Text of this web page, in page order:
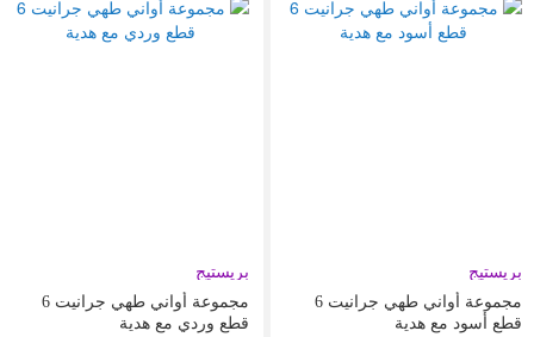
بريستيج
مجموعة أواني طهي جرانيت 6
قطع أسود مع هدية
بريستيج
مجموعة أواني طهي جرانيت 6
قطع وردي مع هدية